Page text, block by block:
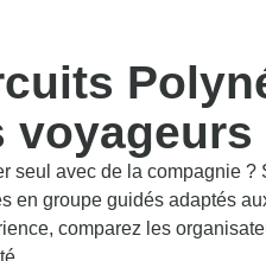
seul avec de la compagnie ?
en groupe guidés adaptés
comparez les